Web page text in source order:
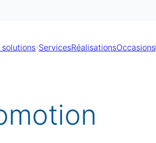
solutions ServicesRéalisationsOccasions
devis
informations pour